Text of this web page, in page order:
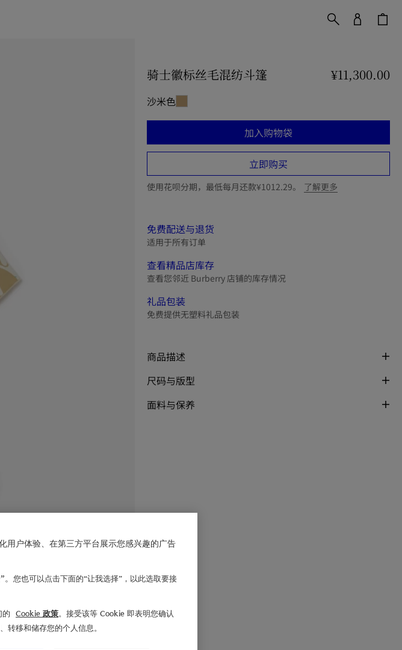
骑士徽标丝毛混纺斗篷 价格 ¥11,300.00¥11,300.00
沙米色
加入购物袋
立即购买
使用花呗分期，最低每月还款¥1012.29。 了解更多
免费配送与退货
适用于所有订单
查看精品店库存
查看您邻近 Burberry 店铺的库存情况
礼品包装
免费提供无塑料礼品包装
商品描述
尺码与版型
面料与保养
用户体验、在第三方平台展示您感兴趣的广告
您也可以点击下面的“让我选择”，以此选取要接
的 Cookie 政策。接受该等 Cookie 即表明您确认
转移和储存您的个人信息。